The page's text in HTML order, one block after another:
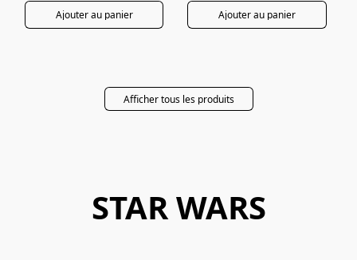
Ajouter au panier Ajouter au panier
Afficher tous les produits
STAR WARS